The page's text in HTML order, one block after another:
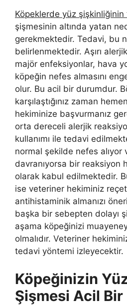
Köpeklerde yüz
şişmesinin altında yatan
gerekmektedir. Tedavi, bu
belirlenmektedir. Aşırı
majör enfeksiyonlar, hava
köpeğin nefes almasını
olur. Bu acil bir durumdur.
karşılaştığınız zaman
hekiminize başvurmanız
orta dereceli alerjik
kullanımı ile tedavi
normal şekilde nefes alıyor
davranıyorsa bir reaksiyon
olarak kabul edilmektedir.
ise veteriner hekiminiz
antihistaminik almanızı
başka bir sebepten dolayı
aşama köpeğinizi
olmalıdır. Veteriner
tedavi yöntemi izleyecektir.
Köpeğinizin
Şişmesi Acil Bir